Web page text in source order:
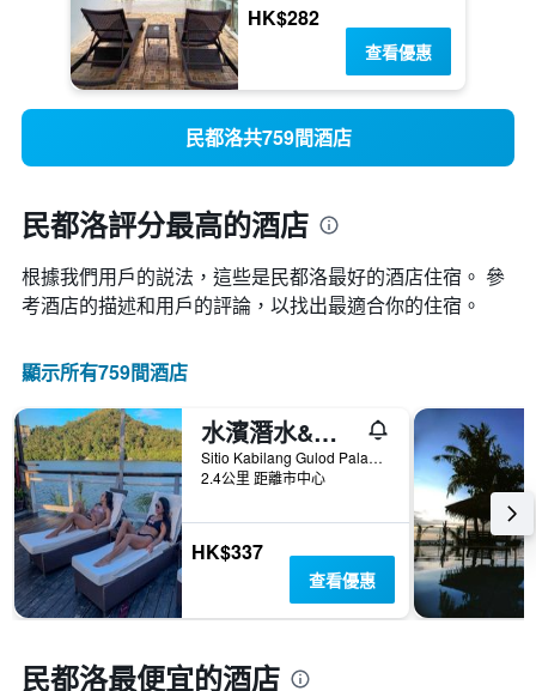
HK$282
查看優惠
民都洛共759間酒店
民都洛評分最高的酒店
根據我們用戶的説法，這些是民都洛最好的酒店住宿。 參
考酒店的描述和用戶的評論，以找出最適合你的住宿。
顯示所有759間酒店
水濱潛水&溫泉度假酒店
Sitio Kabilang Gulod Palangan, 格尼拉港, 菲律賓
2.4公里 距離市中心
HK$337
查看優惠
民都洛最便宜的酒店